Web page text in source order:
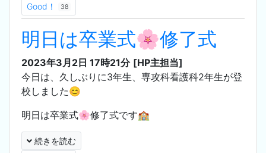
Good！
38
明日は卒業式🌸修了式
2023年3月2日 17時21分 [HP主担当]
今日は、久しぶりに3年生、専攻科看護科2年生が登
校しました😊
明日は卒業式🌸修了式です🏫
続きを読む